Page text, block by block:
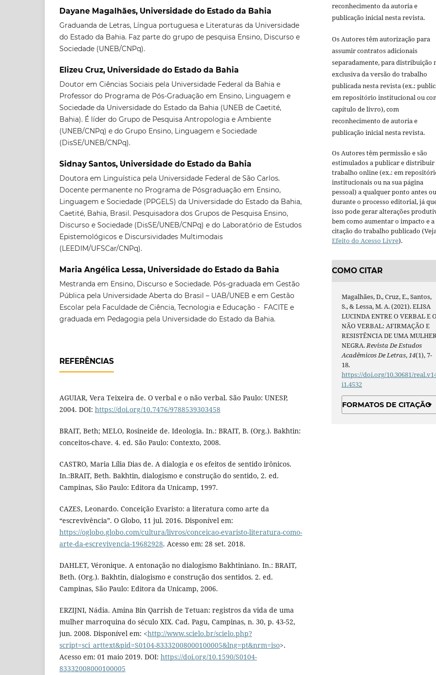
Dayane Magalhães, Universidade do Estado da Bahia
Graduanda de Letras, Língua portuguesa e Literaturas da Universidade
do Estado da Bahia. Faz parte do grupo de pesquisa Ensino, Discurso e
Sociedade (UNEB/CNPq).
Elizeu Cruz, Universidade do Estado da Bahia
Doutor em Ciências Sociais pela Universidade Federal da Bahia e
Professor do Programa de Pós-Graduação em Ensino, Linguagem e
Sociedade da Universidade do Estado da Bahia (UNEB de Caetité,
Bahia). É líder do Grupo de Pesquisa Antropologia e Ambiente
(UNEB/CNPq) e do Grupo Ensino, Linguagem e Sociedade
(DisSE/UNEB/CNPq).
Sidnay Santos, Universidade do Estado da Bahia
Doutora em Linguística pela Universidade Federal de São Carlos.
Docente permanente no Programa de Pósgraduação em Ensino,
Linguagem e Sociedade (PPGELS) da Universidade do Estado da Bahia,
Caetité, Bahia, Brasil. Pesquisadora dos Grupos de Pesquisa Ensino,
Discurso e Sociedade (DisSE/UNEB/CNPq) e do Laboratório de Estudos
Epistemológicos e Discursividades Multimodais
(LEEDIM/UFSCar/CNPq).
Maria Angélica Lessa, Universidade do Estado da Bahia
Mestranda em Ensino, Discurso e Sociedade. Pós-graduada em Gestão
Pública pela Universidade Aberta do Brasil – UAB/UNEB e em Gestão
Escolar pela Faculdade de Ciência, Tecnologia e Educação - FACITE e
graduada em Pedagogia pela Universidade do Estado da Bahia.
REFERÊNCIAS
AGUIAR, Vera Teixeira de. O verbal e o não verbal. São Paulo: UNESP,
2004. DOI: https://doi.org/10.7476/9788539303458
BRAIT, Beth; MELO, Rosineide de. Ideologia. In.: BRAIT, B. (Org.). Bakhtin:
conceitos-chave. 4. ed. São Paulo: Contexto, 2008.
CASTRO, Maria Lília Dias de. A dialogia e os efeitos de sentido irônicos.
In.:BRAIT, Beth. Bakhtin, dialogismo e construção do sentido, 2. ed.
Campinas, São Paulo: Editora da Unicamp, 1997.
CAZES, Leonardo. Conceição Evaristo: a literatura como arte da
“escrevivência”. O Globo, 11 jul. 2016. Disponível em:
https://oglobo.globo.com/cultura/livros/conceicao-evaristo-literatura-como-
arte-da-escrevivencia-19682928. Acesso em: 28 set. 2018.
DAHLET, Véronique. A entonação no dialogismo Bakhtiniano. In.: BRAIT,
Beth. (Org.). Bakhtin, dialogismo e construção dos sentidos. 2. ed.
Campinas, São Paulo: Editora da Unicamp, 2006.
ERZIJNI, Nádia. Amina Bin Qarrish de Tetuan: registros da vida de uma
mulher marroquina do século XIX. Cad. Pagu, Campinas, n. 30, p. 43-52,
jun. 2008. Disponível em: <http://www.scielo.br/scielo.php?
script=sci_arttext&pid=S0104-83332008000100005&lng=pt&nrm=iso>.
Acesso em: 01 maio 2019. DOI: https://doi.org/10.1590/S0104-
83332008000100005
reconhecimento da autoria e
publicação inicial nesta revista.
Os Autores têm autorização para
assumir contratos adicionais
separadamente, para distribuição
exclusiva da versão do trabalho
publicada nesta revista (ex.:
em repositório institucional ou
capítulo de livro), com
reconhecimento de autoria e
publicação inicial nesta revista.
Os Autores têm permissão e são
estimulados a publicar e distribuir
trabalho online (ex.: em
institucionais ou na sua página
pessoal) a qualquer ponto antes ou
durante o processo editorial, já
isso pode gerar alterações
bem como aumentar o impacto e a
citação do trabalho publicado
Efeito do Acesso Livre).
COMO CITAR
Magalhães, D., Cruz, E., Santos,
S., & Lessa, M. A. (2021). ELISA
LUCINDA ENTRE O VERBAL E
NÃO VERBAL: AFIRMAÇÃO E
RESISTÊNCIA DE UMA
NEGRA.Revista De Estudos
Acadêmicos De Letras,14(1), 7-
18.
https://doi.org/10.30681/
i1.4532
FORMATOS DE CITAÇÃO